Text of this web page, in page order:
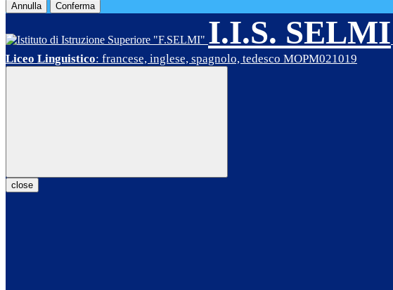
Annulla Conferma
I.I.S. SELMI
Liceo Linguistico: francese, inglese, spagnolo, tedesco MOPM021019
close